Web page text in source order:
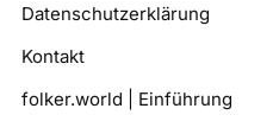
Datenschutzerklärung
Kontakt
folker.world | Einführung